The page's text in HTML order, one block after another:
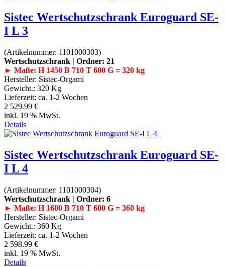
Sistec Wertschutzschrank Euroguard SE-
I L 3
(Artikelnummer: 1101000303)
Wertschutzschrank | Ordner: 21
► Maße: H 1450 B 710 T 600 G = 320 kg
Hersteller: Sistec-Orgami
Gewicht.: 320 Kg
Lieferzeit: ca. 1-2 Wochen
2 529.99 €
inkl. 19 % MwSt.
Details
Sistec Wertschutzschrank Euroguard SE-
I L 4
(Artikelnummer: 1101000304)
Wertschutzschrank | Ordner: 6
► Maße: H 1600 B 710 T 600 G = 360 kg
Hersteller: Sistec-Orgami
Gewicht.: 360 Kg
Lieferzeit: ca. 1-2 Wochen
2 598.99 €
inkl. 19 % MwSt.
Details